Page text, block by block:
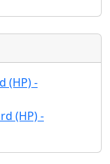
(HP) -
(HP) -